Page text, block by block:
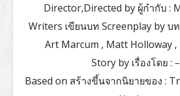
Director,Directed by ผู้กำกับ :
Writers เขียนบท Screenplay by บ
Art Marcum , Matt Holloway ,
Story by เรื่องโดย : –
Based on สร้างขึ้นจากนิยายของ :